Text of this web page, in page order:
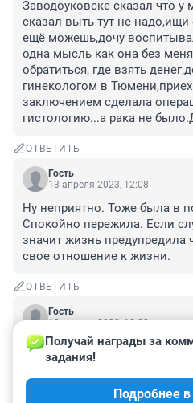
Заводоуковске сказал что у
сказал выть тут не надо,ищи
ещё можешь,дочу
одна мысль как она без
обратиться, где взять
гинекологом в
заключением сделала
гистологию...а рака не
ОТВЕТИТЬ
Гость
13 апреля 2023, 12:08
Ну неприятно. Тоже была в
Спокойно пережила. Если
значит жизнь предупредила
свое отношение к жизни.
ОТВЕТИТЬ
Гость
13 апреля 2023, 12:02
Мне в г. ТЮМЕНЬ роддоме 2
что я якобы болею
перепутали меня с
безолаберности наших
Получай награды за
задания!
Подробнее